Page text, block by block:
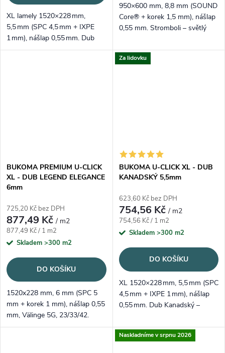
XL lamely 1520×228 mm,
5,5 mm (SPC 4,5 mm + IXPE
1 mm), nášlap 0,55 mm. Dub
Bardolíno Přírodní – nadčasový,
950×600 mm, 8,8 mm (SOUND
Core® + korek 1,5 mm), nášlap
0,55 mm. Stromboli – světlý
moderním betonovým
vzhledem.
BUKOMA PREMIUM U-CLICK
XL - DUB LEGEND ELEGANCE
6mm
725,20 Kč bez DPH
877,49 Kč/ m2
Měrná cena:
877,49 Kč / 1 m2
Skladem >300 m2
DO KOŠÍKU
1520x228 mm, 6 mm (SPC 5
mm + korek 1 mm), nášlap 0,55
mm, Välinge 5G, 23/33/42.
Elegantní natur dekor s jemnou
Za lidovku
BUKOMA U-CLICK XL - DUB
KANADSKÝ 5,5mm
623,60 Kč bez DPH
754,56 Kč/ m2
Měrná cena:
754,56 Kč / 1 m2
Skladem >300 m2
DO KOŠÍKU
XL 1520×228 mm, 5,5 mm (SPC
4,5 mm + IXPE 1 mm), nášlap
0,55 mm. Dub Kanadský –
decentními suky; odolný vinyl
pro domácnosti i kanceláře.
Naskladníme v srpnu 2026